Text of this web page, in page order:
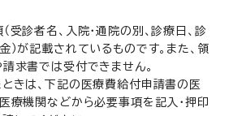
受診者名、入院・通院の別、診療日、診
）が記載されているものです。また、領
求書では受付できません。
きは、下記の医療費給付申請書の医
療機関などから必要事項を記入・押印